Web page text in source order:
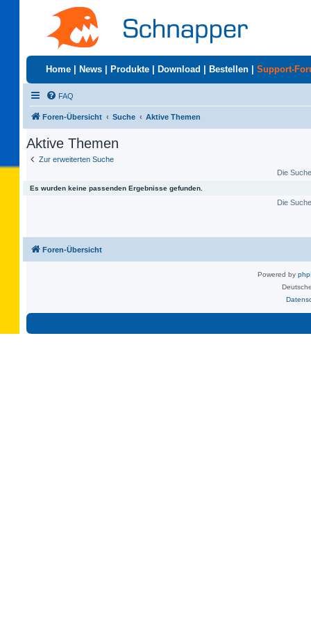
Home News Produkte Download Bestellen Support-
FAQ
Foren-Übersicht Suche Aktive Themen
Aktive Themen
Zur erweiterten Suche
Die
Es wurden keine passenden Ergebnisse gefunden.
Die
Foren-Übersicht
Powered by